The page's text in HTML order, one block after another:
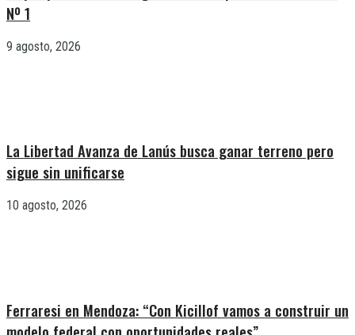
Nº 1
9 agosto, 2026
La Libertad Avanza de Lanús busca ganar terreno pero
sigue sin unificarse
10 agosto, 2026
Ferraresi en Mendoza: “Con Kicillof vamos a construir un